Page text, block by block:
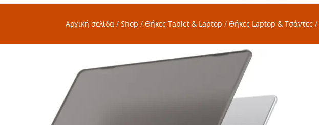
Αρχική σελίδα / Shop / Θήκες Tablet & Laptop / Θήκες Laptop & Τσάντες /